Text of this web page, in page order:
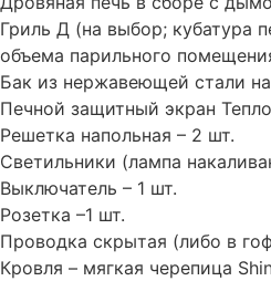
Гриль Д (на выбор; кубатура
объема парильного
Бак из нержавеющей стали
Печной защитный экран
Решетка напольная – 2 шт.
Светильники (лампа
Выключатель – 1 шт.
Розетка –1 шт.
Проводка скрытая (либо в
Кровля – мягкая черепица